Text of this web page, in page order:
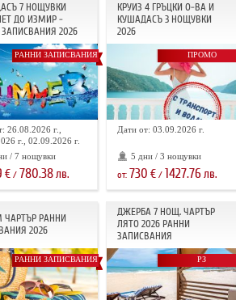
7 НОЩУВКИ
ДО ИЗМИР -
2026
РАННИ ЗАПИСВАНИЯ
26.08.2026 г.,
г., 02.09.2026 г.
/ 7 нощувки
€/ 780.38лв.
КРУИЗ 4 ГРЪЦКИ О-ВА И
КУШАДАСЪ 3 НОЩУВКИ
2026
ПРОМО
Дати от: 03.09.2026 г.
5 дни / 3 нощувки
от: 730 €/ 1427.76лв.
РАННИ
2026
РАННИ ЗАПИСВАНИЯ
ДЖЕРБА 7 НОЩ. ЧАРТЪР
ЛЯТО 2026 РАННИ
ЗАПИСВАНИЯ
РЗ